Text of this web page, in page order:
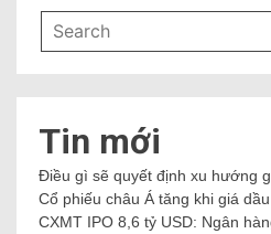
Tin mới
Điều gì sẽ quyết định xu hướng
Cổ phiếu châu Á tăng khi giá
CXMT IPO 8,6 tỷ USD: Ngân